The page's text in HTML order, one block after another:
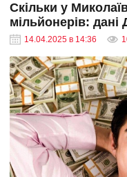
Скільки у
мільйонерів: дані
14.04.2025 в 14:36